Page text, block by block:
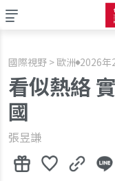
國際視野 > 歐洲 2026年
看似熱絡
國
張昱謙